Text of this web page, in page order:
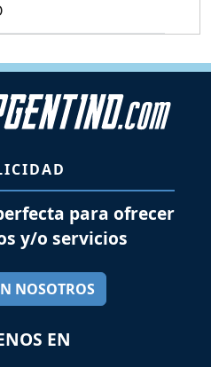
para ofrecer
y/o servicios
NOSOTROS
EN